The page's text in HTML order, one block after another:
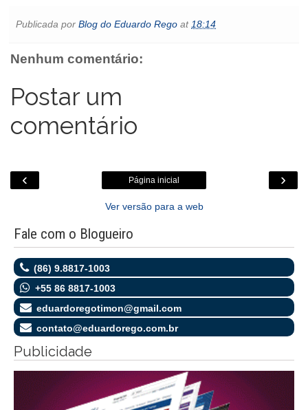
b
k
t
s
p
l
e
e
o
.
m
e
t
Publicada por Blog do Eduardo Rego at 18:14
Nenhum comentário:
Postar um
comentário
‹ ›
Página inicial
Ver versão para a web
Fale com o Blogueiro
(86) 9.8817-1003
+55 86 8817-1003
eduardoregotimon@gmail.com
contato@eduardorego.com.br
Publicidade